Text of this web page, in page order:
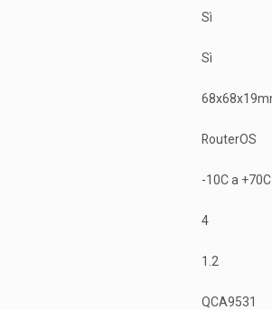
Sì
Sì
RouterOS
-10C a
4
1.2
QCA9531